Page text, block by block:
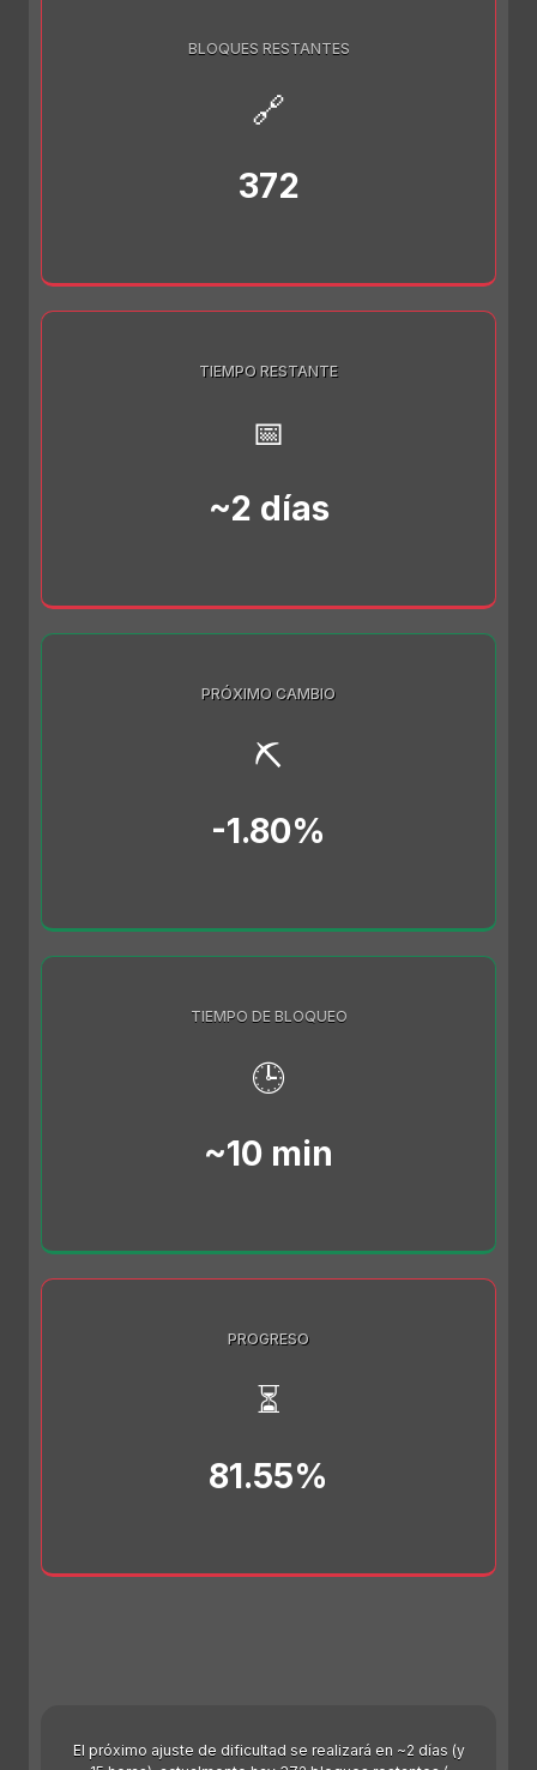
BLOQUES RESTANTES
🔗
372
TIEMPO RESTANTE
📅
~2 días
PRÓXIMO CAMBIO
⛏️
-1.80%
TIEMPO DE BLOQUEO
🕒
~10 min
PROGRESO
⏳
81.55%
El próximo ajuste de dificultad se realizará en ~2 días (y